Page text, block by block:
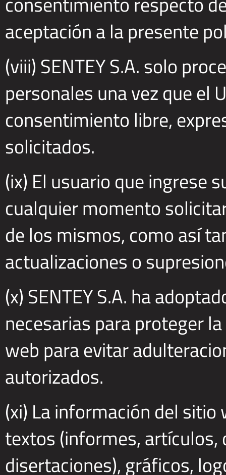
aceptación a la presente
(viii) SENTEY S.A. solo
personales una vez que el
consentimiento libre,
solicitados.
(ix) El usuario que ingrese
cualquier momento
de los mismos, como así
actualizaciones o
(x) SENTEY S.A. ha
necesarias para proteger
web para evitar
autorizados.
(xi) La información del
textos (informes,
disertaciones), gráficos,